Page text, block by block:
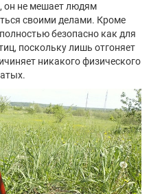
он не мешает людям
своими делами. Кроме
безопасно как для
поскольку лишь отгоняет
никакого физического